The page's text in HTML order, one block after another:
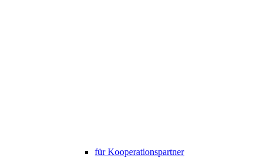
für Kooperationspartner